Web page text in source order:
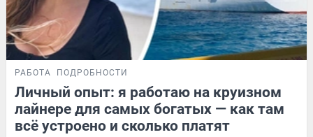
РАБОТА ПОДРОБНОСТИ
Личный опыт: я работаю на круизном
лайнере для самых богатых — как там
всё устроено и сколько платят